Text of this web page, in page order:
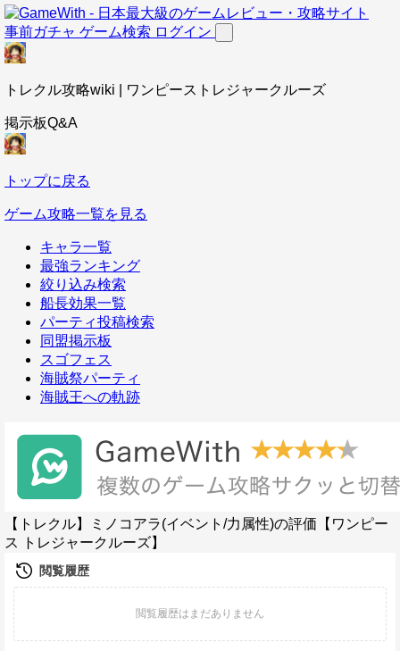
事前ガチャ ゲーム検索 ログイン
トレクル攻略wiki | ワンピーストレジャークルーズ
掲示板Q&A
トップに戻る
ゲーム攻略一覧を見る
キャラ一覧
最強ランキング
絞り込み検索
船長効果一覧
パーティ投稿検索
同盟掲示板
スゴフェス
海賊祭パーティ
海賊王への軌跡
【トレクル】ミノコアラ(イベント/力属性)の評価【ワンピー
ス トレジャークルーズ】